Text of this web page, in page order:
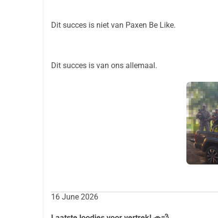
Dit succes is niet van Paxen Be Like.
Dit succes is van ons allemaal.
16 June 2026